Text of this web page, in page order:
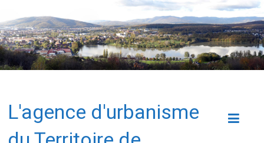
L'agence d'urbanisme